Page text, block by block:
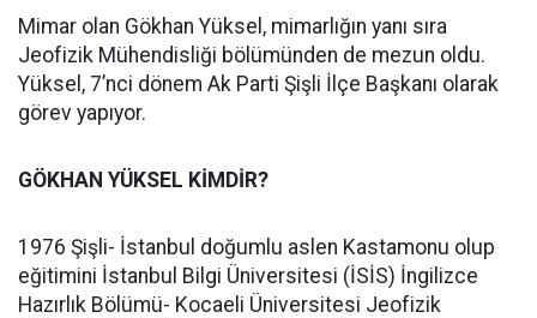
Mimar olan Gökhan Yüksel, mimarlığın yanı sıra
Jeofizik Mühendisliği bölümünden de mezun oldu.
Yüksel, 7’nci dönem Ak Parti Şişli İlçe Başkanı olarak
görev yapıyor.
GÖKHAN YÜKSEL KİMDİR?
1976 Şişli- İstanbul doğumlu aslen Kastamonu olup
eğitimini İstanbul Bilgi Üniversitesi (İSİS) İngilizce
Hazırlık Bölümü- Kocaeli Üniversitesi Jeofizik